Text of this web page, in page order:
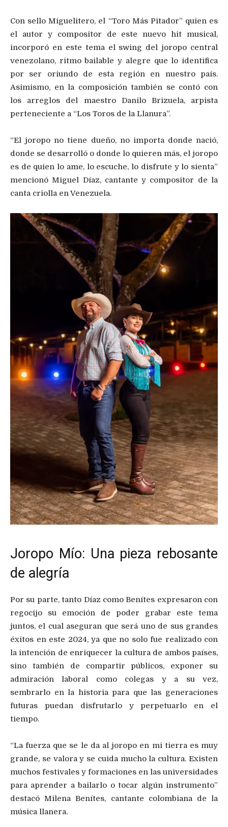
Con sello Miguelitero, el “Toro Más Pitador” quien es
el autor y compositor de este nuevo hit musical,
incorporó en este tema el swing del joropo central
venezolano, ritmo bailable y alegre que lo identifica
por ser oriundo de esta región en nuestro país.
Asimismo, en la composición también se contó con
los arreglos del maestro Danilo Brizuela, arpista
perteneciente a “Los Toros de la Llanura”.
“El joropo no tiene dueño, no importa donde nació,
donde se desarrolló o donde lo quieren más, el joropo
es de quien lo ame, lo escuche, lo disfrute y lo sienta”
mencionó Miguel Díaz, cantante y compositor de la
canta criolla en Venezuela.
Joropo Mío: Una pieza rebosante
de alegría
Por su parte, tanto Díaz como Benítes expresaron con
regocijo su emoción de poder grabar este tema
juntos, el cual aseguran que será uno de sus grandes
éxitos en este 2024, ya que no solo fue realizado con
la intención de enriquecer la cultura de ambos países,
sino también de compartir públicos, exponer su
admiración laboral como colegas y a su vez,
sembrarlo en la historia para que las generaciones
futuras puedan disfrutarlo y perpetuarlo en el
tiempo.
“La fuerza que se le da al joropo en mi tierra es muy
grande, se valora y se cuida mucho la cultura. Existen
muchos festivales y formaciones en las universidades
para aprender a bailarlo o tocar algún instrumento”
destacó Milena Benítes, cantante colombiana de la
música llanera.